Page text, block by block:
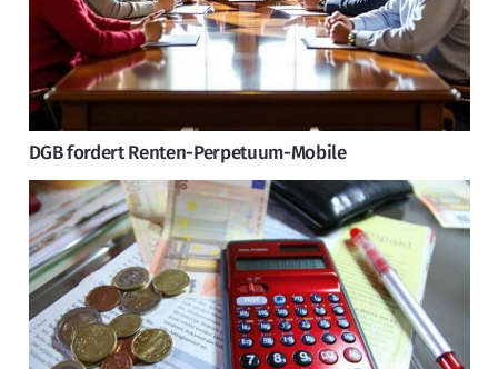
DGB fordert Renten-Perpetuum-Mobile